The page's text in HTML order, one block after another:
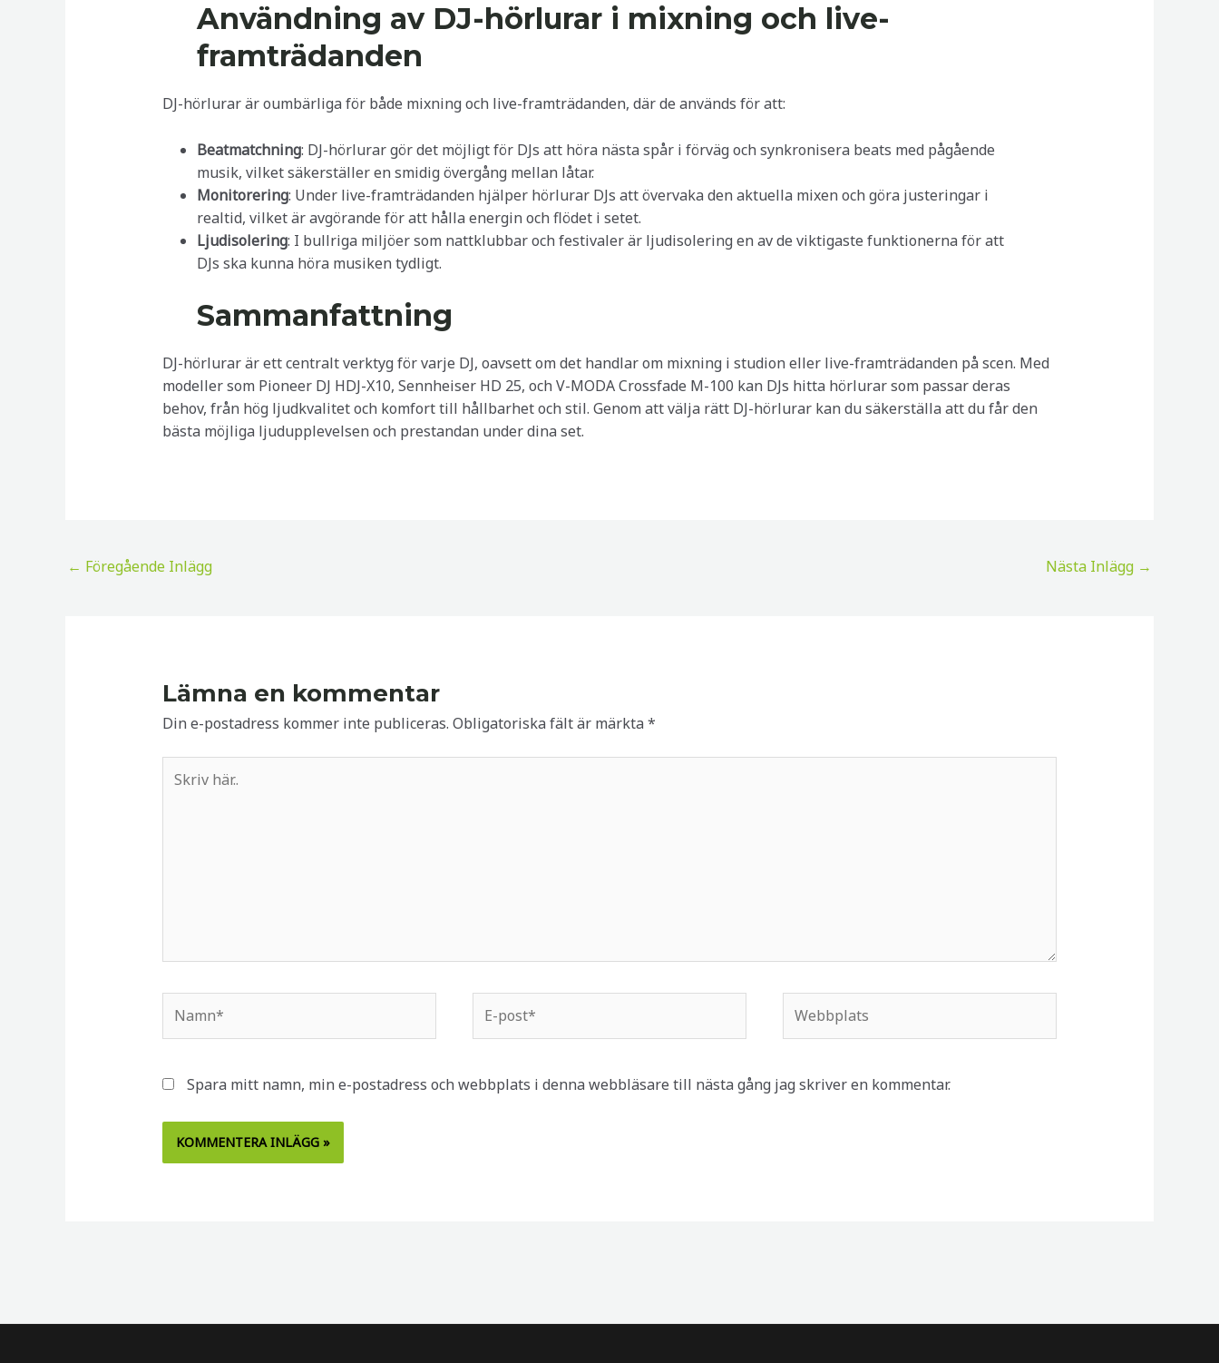
Användning av DJ-hörlurar i mixning och live-
framträdanden
DJ-hörlurar är oumbärliga för både mixning och live-framträdanden, där de används för att:
Beatmatchning: DJ-hörlurar gör det möjligt för DJs att höra nästa spår i förväg och synkronisera beats med pågående
musik, vilket säkerställer en smidig övergång mellan låtar.
Monitorering: Under live-framträdanden hjälper hörlurar DJs att övervaka den aktuella mixen och göra justeringar i
realtid, vilket är avgörande för att hålla energin och flödet i setet.
Ljudisolering: I bullriga miljöer som nattklubbar och festivaler är ljudisolering en av de viktigaste funktionerna för att
DJs ska kunna höra musiken tydligt.
Sammanfattning
DJ-hörlurar är ett centralt verktyg för varje DJ, oavsett om det handlar om mixning i studion eller live-framträdanden på scen. Med
modeller som Pioneer DJ HDJ-X10, Sennheiser HD 25, och V-MODA Crossfade M-100 kan DJs hitta hörlurar som passar deras
behov, från hög ljudkvalitet och komfort till hållbarhet och stil. Genom att välja rätt DJ-hörlurar kan du säkerställa att du får den
bästa möjliga ljudupplevelsen och prestandan under dina set.
Inläggsnavigering
← Föregående Inlägg Nästa Inlägg →
Lämna en kommentar
Din e-postadress kommer inte publiceras. Obligatoriska fält är märkta *
här..
post*
Spara mitt namn, min e-postadress och webbplats i denna webbläsare till nästa gång jag skriver en kommentar.